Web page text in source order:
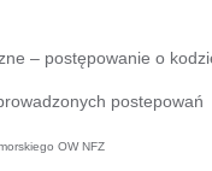
– postępowanie o
OW NFZ